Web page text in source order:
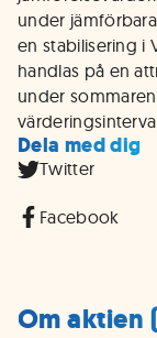
under
en stabilisering i
handlas på en
under
Dela med dig
Twitter
Facebook
Om aktien